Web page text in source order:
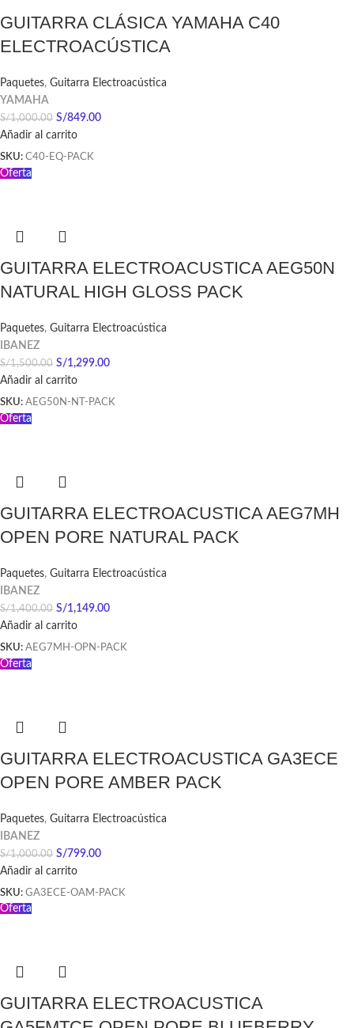
GUITARRA CLÁSICA YAMAHA C40
ELECTROACÚSTICA
Paquetes, Guitarra Electroacústica
YAMAHA
S/1,000.00 S/849.00
Añadir al carrito
SKU: C40-EQ-PACK
Oferta
GUITARRA ELECTROACUSTICA AEG50N
NATURAL HIGH GLOSS PACK
Paquetes, Guitarra Electroacústica
IBANEZ
S/1,500.00 S/1,299.00
Añadir al carrito
SKU: AEG50N-NT-PACK
Oferta
GUITARRA ELECTROACUSTICA AEG7MH
OPEN PORE NATURAL PACK
Paquetes, Guitarra Electroacústica
IBANEZ
S/1,400.00 S/1,149.00
Añadir al carrito
SKU: AEG7MH-OPN-PACK
Oferta
GUITARRA ELECTROACUSTICA GA3ECE
OPEN PORE AMBER PACK
Paquetes, Guitarra Electroacústica
IBANEZ
S/1,000.00 S/799.00
Añadir al carrito
SKU: GA3ECE-OAM-PACK
Oferta
GUITARRA ELECTROACUSTICA